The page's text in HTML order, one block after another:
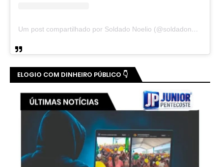
Um post compartilhado por Soldado Noelio (@soldadonoelio)
ELOGIO COM DINHEIRO PÚBLICO 👇